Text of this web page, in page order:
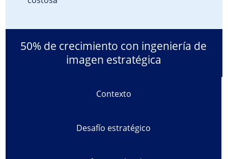
50% de crecimiento con ingeniería de
imagen estratégica
Contexto
Desafío estratégico